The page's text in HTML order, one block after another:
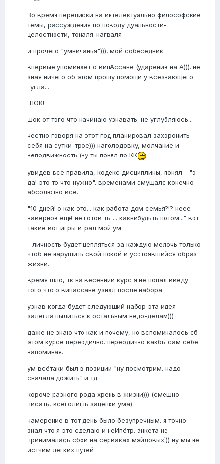
Во время переписки на интелектуально философские
темы, рассуждения по поводу дуальности-
целостности, тоналя-нагваля
и прочего "умничанья"))), мой собеседник
впервые упоминает о випАссане (ударение на А))). не
зная ничего об этом прошу помощи у всезнающего
гугла...
ШОК!
шок от того что начинаю узнавать, не углубляюсь...
честно говоря на этот год планировал захоронить
себя на сутки-трое))) наголодовку, молчание и
неподвижность (ну ты понял по КК
увидев все правила, кодекс дисциплины, понял - "о
да! это то что нужно". временами смущало конечно
абсолютно всё.
"10 дней! о как это... как работа дом семья?!? неее
наверное ещё не готов ты ... какнибудьть потом..." вот
такие вот игры играл мой ум.
- личность будет цепляться за каждую мелочь только
чтоб не нарушить свой покой и усстоявшийся образ
жизни.
время шло, тк на весенний курс я не попал введу
того что о випассане узнал после набора.
узнав когда будет следующий набор эта идея
залегла пылиться к остальным недо-делам)))
даже не знаю что как и почему, но вспоминалось об
этом курсе переодично. переодично какбы сам себе
напоминая.
ум всётаки был в позиции "ну посмотрим, надо
сначала дожить" и тд.
короче разного рода хрень в жизни))) (смешно
писать, всеголишь зацепки ума).
намерение в тот день было безупречным. я точно
знал что я это сделаю и неИпётр. анкета не
принималась сбои на серваках мэйловых))) ну мы не
истчим лёгких путей